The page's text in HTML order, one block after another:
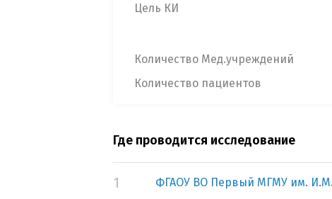
Цель КИ
Количество Мед.учреждений
Количество пациентов
Где проводится исследование
1
ФГАОУ ВО Первый МГМУ им. И.М.